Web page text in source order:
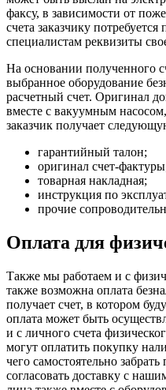
факсу, в зависимости от
счета заказчику
специалистам реквизиты
На основании полученного
выбранное оборудование
расчетный счет. Оригинал
вместе с вакуумным
заказчик получает
гарантийный талон;
оригинал счет-
товарная накладная;
инструкция по
прочие
Оплата для
Также мы работаем и с
также возможна оплата
получает счет, в котором
оплата может быть
и с личного счета
могут оплатить покупку
чего самостоятельно
согласовать доставку с